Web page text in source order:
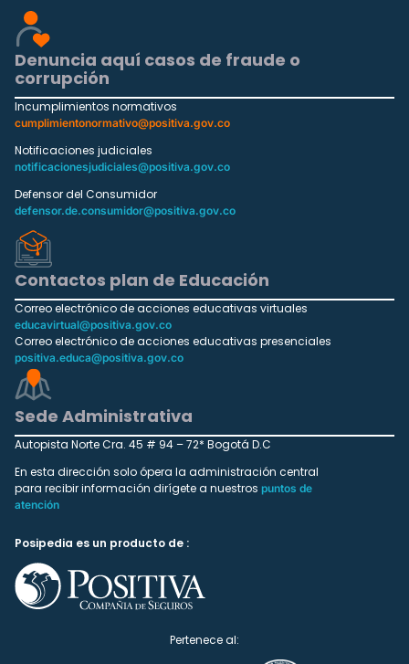
Denuncia aquí casos de fraude o
corrupción
Incumplimientos normativos
cumplimientonormativo@positiva.gov.co
Notificaciones judiciales
notificacionesjudiciales@positiva.gov.co
Defensor del Consumidor
defensor.de.consumidor@positiva.gov.co
Contactos plan de Educación
Correo electrónico de acciones educativas virtuales
educavirtual@positiva.gov.co
Correo electrónico de acciones educativas presenciales
positiva.educa@positiva.gov.co
Sede Administrativa
Autopista Norte Cra. 45 # 94 – 72* Bogotá D.C
En esta dirección solo ópera la administración central
para recibir información dirígete a nuestros puntos de
atención
Posipedia es un producto de :
Pertenece al: